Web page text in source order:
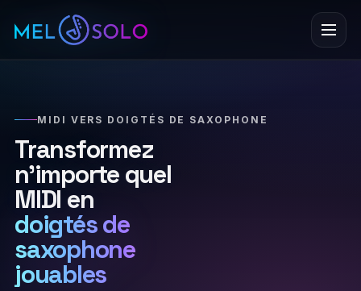
Menu
MIDI VERS DOIGTÉS DE SAXOPHONE
Transformez
n’importe quel
MIDI en
doigtés de
saxophone
jouables